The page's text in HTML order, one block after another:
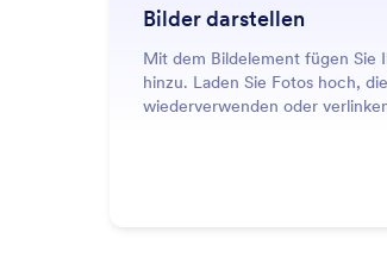
Bilder darstellen
Mit dem Bildelement fügen Sie
hinzu. Laden Sie Fotos hoch,
wiederverwenden oder